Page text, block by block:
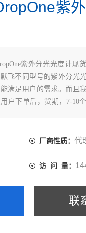
紫
紫外分光光度计现
飞不同型号的紫外分光
满足用户的需求。而且
户下单后，货期，7-10
厂商性质： 代
访 问 量：
联